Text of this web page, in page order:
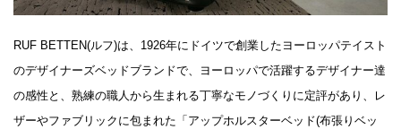
RUF BETTEN(ルフ)は、1926年にドイツで創業したヨーロッパテイスト
のデザイナーズベッドブランドで、ヨーロッパで活躍するデザイナー達
の感性と、熟練の職人から生まれる丁寧なモノづくりに定評があり、レ
ザーやファブリックに包まれた「アップホルスターベッド(布張りベッ